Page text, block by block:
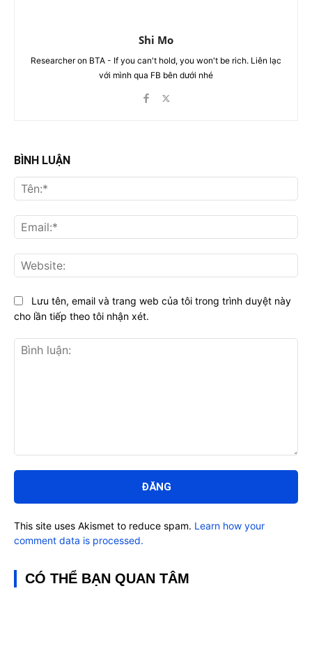
Shi Mo
Researcher on BTA - If you can't hold, you won't be rich. Liên lạc
với mình qua FB bên dưới nhé
BÌNH LUẬN
luận:
Lưu tên, email và trang web của tôi trong trình duyệt này
cho lần tiếp theo tôi nhận xét.
This site uses Akismet to reduce spam. Learn how your
comment data is processed.
CÓ THỂ BẠN QUAN TÂM